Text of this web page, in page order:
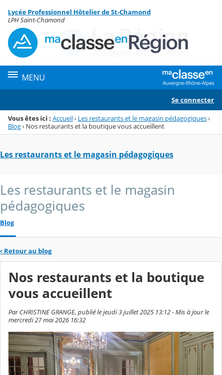
Menu de la rubrique
Contenu
Lycée Professionnel Hôtelier de St-Chamond
LPH Saint-Chamond
MENU
Se connecter
Vous êtes ici : Accueil› Les restaurants et le magasin pédagogiques›
Blog› Nos restaurants et la boutique vous accueillent
Les restaurants et le magasin pédagogiques
Les restaurants et le magasin
pédagogiques
Blog
‹ Retour au blog
Nos restaurants et la boutique
vous accueillent
Par CHRISTINE GRANGE, publié le jeudi 3 juillet 2025 13:12 - Mis à jour le
mercredi 27 mai 2026 16:32